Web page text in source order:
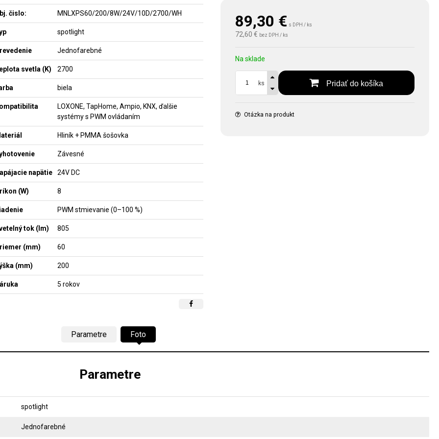
89,30 € s DPH / ks
72,60 € bez DPH / ks
Na sklade
ks Pridať do košíka
Otázka na produkt
čislo: MNLXPS60/200/8W/24V/10D/2700/WH
spotlight
Jednofarebné
svetla (K) 2700
biela
LOXONE, TapHome, Ampio, KNX, ďalšie
systémy s PWM ovládaním
Hliník + PMMA šošovka
Závesné
napätie 24V DC
(W) 8
PWM stmievanie (0–100 %)
tok (lm) 805
(mm) 60
(mm) 200
5 rokov
Parametre Foto
Parametre
spotlight
Jednofarebné